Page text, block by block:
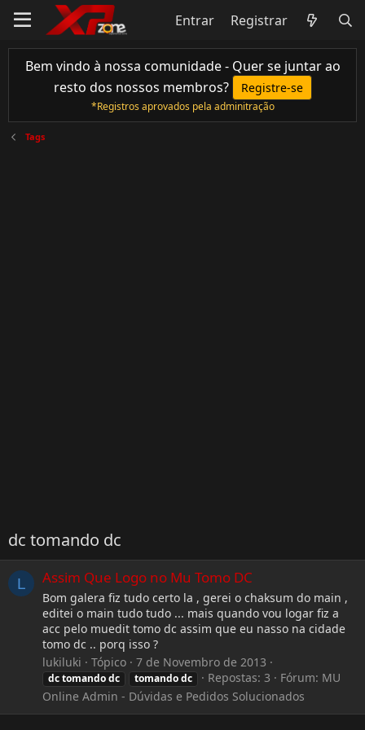
Entrar Registrar
Bem vindo à nossa comunidade - Quer se juntar ao
resto dos nossos membros?
Registre-se
*Registros aprovados pela adminitração
Tags
dc tomando dc
L Assim Que Logo no Mu Tomo DC
Bom galera fiz tudo certo la , gerei o chaksum do main ,
editei o main tudo tudo ... mais quando vou logar fiz a
acc pelo muedit tomo dc assim que eu nasso na cidade
tomo dc .. porq isso ?
lukiluki
Tópico 7 de Novembro de 2013
dctomandodc tomandodc Repostas: 3 Fórum: MU
Online Admin - Dúvidas e Pedidos Solucionados